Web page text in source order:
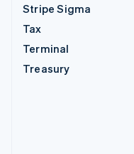
Stripe Sigma
Tax
Terminal
Treasury